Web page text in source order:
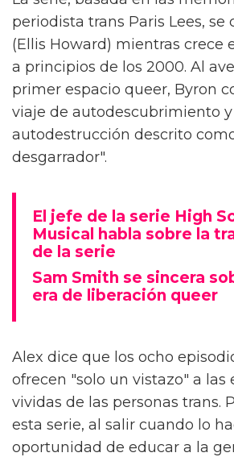
periodista trans Paris Lees, se
(Ellis Howard) mientras crece
a principios de los 2000. Al
primer espacio queer, Byron
viaje de autodescubrimiento y
autodestrucción descrito
desgarrador".
El jefe de la serie High
Musical habla sobre la
de la serie
Sam Smith se sincera
era de liberación queer
Alex dice que los ocho
ofrecen "solo un vistazo" a las
vividas de las personas trans.
esta serie, al salir cuando lo
oportunidad de educar a la